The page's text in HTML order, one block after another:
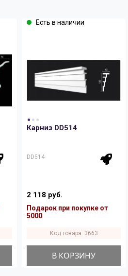
Есть в наличии
Карниз DD514
DD514
2 118 руб.
Подарок при покупке от
5000
Код товара: 3663
В КОРЗИНУ